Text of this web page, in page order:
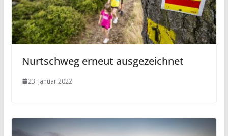
Nurtschweg erneut ausgezeichnet
23. Januar 2022